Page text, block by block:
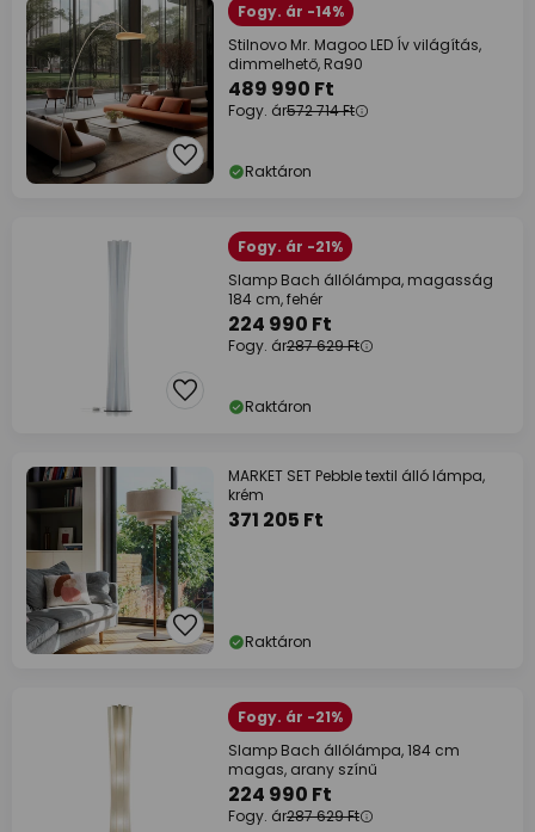
Fogy. ár -14%
Stilnovo Mr. Magoo LED Ív világítás,
dimmelhető, Ra90
489 990 Ft
Fogy. ár572 714 Ft
Raktáron
Fogy. ár -21%
Slamp Bach állólámpa, magasság
184 cm, fehér
224 990 Ft
Fogy. ár287 629 Ft
Raktáron
MARKET SET Pebble textil álló lámpa,
krém
371 205 Ft
Raktáron
Fogy. ár -21%
Slamp Bach állólámpa, 184 cm
magas, arany színű
224 990 Ft
Fogy. ár287 629 Ft